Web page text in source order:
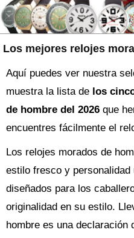
Los mejores relojes
Aquí puedes ver nuestra
muestra la lista de los
de hombre del 2026 que
encuentres fácilmente el
Los relojes morados de
estilo fresco y
diseñados para los
originalidad en su estilo.
hombre es una declaración